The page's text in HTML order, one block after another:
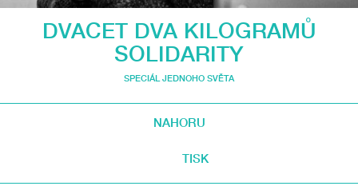
DVACET DVA KILOGRAMŮ
SOLIDARITY
SPECIÁL JEDNOHO SVĚTA
NAHORU
TISK